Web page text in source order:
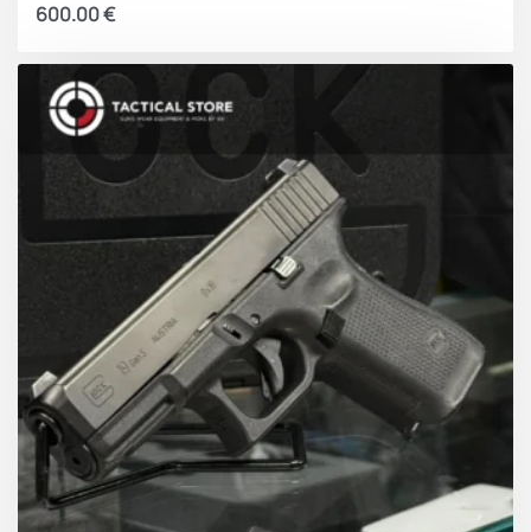
600.00€